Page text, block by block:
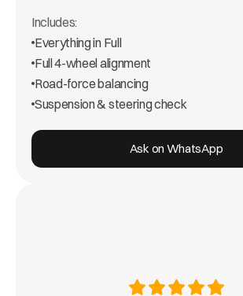
Includes:
Everything in Full
Full 4-wheel alignment
Road-force balancing
Suspension & steering check
Ask on WhatsApp